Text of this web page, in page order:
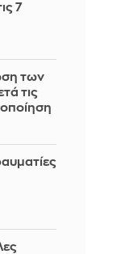
7
των
τις